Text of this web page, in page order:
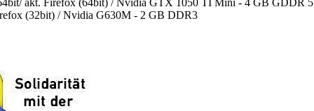
(32bit) / Nvidia G630M - 2 GB DDR3